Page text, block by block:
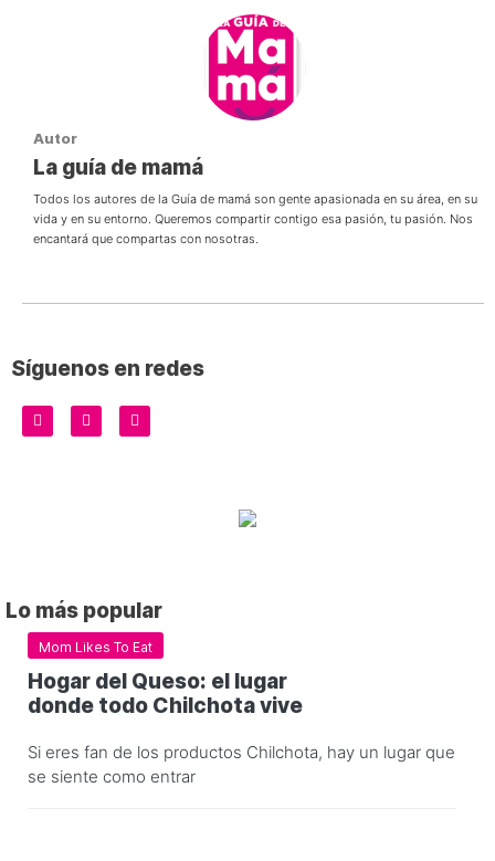
Autor
La guía de mamá
Todos los autores de la Guía de mamá son gente apasionada en su área, en su
vida y en su entorno. Queremos compartir contigo esa pasión, tu pasión. Nos
encantará que compartas con nosotras.
Síguenos en redes
Lo más popular
Mom Likes To Eat
Hogar del Queso: el lugar
donde todo Chilchota vive
Si eres fan de los productos Chilchota, hay un lugar que
se siente como entrar